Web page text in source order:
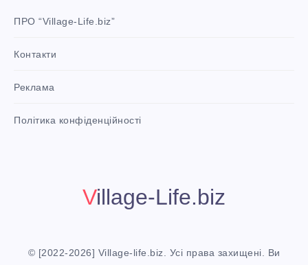
e
i
i
t
ПРО “Village-Life.biz”
Контакти
Реклама
Політика конфіденційності
Village-Life.biz
© [2022-2026] Village-life.biz. Усі права захищені. Ви